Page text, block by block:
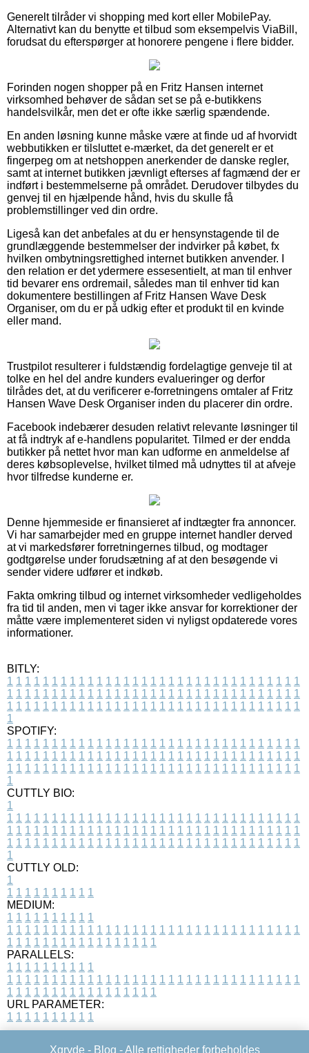
Generelt tilråder vi shopping med kort eller MobilePay.
Alternativt kan du benytte et tilbud som eksempelvis ViaBill,
forudsat du efterspørger at honorere pengene i flere bidder.
Forinden nogen shopper på en Fritz Hansen internet
virksomhed behøver de sådan set se på e-butikkens
handelsvilkår, men det er ofte ikke særlig spændende.
En anden løsning kunne måske være at finde ud af hvorvidt
webbutikken er tilsluttet e-mærket, da det generelt er et
fingerpeg om at netshoppen anerkender de danske regler,
samt at internet butikken jævnligt efterses af fagmænd der er
indført i bestemmelserne på området. Derudover tilbydes du
genvej til en hjælpende hånd, hvis du skulle få
problemstillinger ved din ordre.
Ligeså kan det anbefales at du er hensynstagende til de
grundlæggende bestemmelser der indvirker på købet, fx
hvilken ombytningsrettighed internet butikken anvender. I
den relation er det ydermere essesentielt, at man til enhver
tid bevarer ens ordremail, således man til enhver tid kan
dokumentere bestillingen af Fritz Hansen Wave Desk
Organiser, om du er på udkig efter et produkt til en kvinde
eller mand.
Trustpilot resulterer i fuldstændig fordelagtige genveje til at
tolke en hel del andre kunders evalueringer og derfor
tilrådes det, at du verificerer e-forretningens omtaler af Fritz
Hansen Wave Desk Organiser inden du placerer din ordre.
Facebook indebærer desuden relativt relevante løsninger til
at få indtryk af e-handlens popularitet. Tilmed er der endda
butikker på nettet hvor man kan udforme en anmeldelse af
deres købsoplevelse, hvilket tilmed må udnyttes til at afveje
hvor tilfredse kunderne er.
Denne hjemmeside er finansieret af indtægter fra annoncer.
Vi har samarbejder med en gruppe internet handler derved
at vi markedsfører forretningernes tilbud, og modtager
godtgørelse under forudsætning af at den besøgende vi
sender videre udfører et indkøb.
Fakta omkring tilbud og internet virksomheder vedligeholdes
fra tid til anden, men vi tager ikke ansvar for korrektioner der
måtte være implementeret siden vi nyligst opdaterede vores
informationer.
BITLY:
1 1 1 1 1 1 1 1 1 1 1 1 1 1 1 1 1 1 1 1 1 1 1 1 1 1 1 1 1 1 1 1 1
1 1 1 1 1 1 1 1 1 1 1 1 1 1 1 1 1 1 1 1 1 1 1 1 1 1 1 1 1 1 1 1 1
1 1 1 1 1 1 1 1 1 1 1 1 1 1 1 1 1 1 1 1 1 1 1 1 1 1 1 1 1 1 1 1 1
1
SPOTIFY:
1 1 1 1 1 1 1 1 1 1 1 1 1 1 1 1 1 1 1 1 1 1 1 1 1 1 1 1 1 1 1 1 1
1 1 1 1 1 1 1 1 1 1 1 1 1 1 1 1 1 1 1 1 1 1 1 1 1 1 1 1 1 1 1 1 1
1 1 1 1 1 1 1 1 1 1 1 1 1 1 1 1 1 1 1 1 1 1 1 1 1 1 1 1 1 1 1 1 1
1
CUTTLY BIO:
1
1 1 1 1 1 1 1 1 1 1 1 1 1 1 1 1 1 1 1 1 1 1 1 1 1 1 1 1 1 1 1 1 1
1 1 1 1 1 1 1 1 1 1 1 1 1 1 1 1 1 1 1 1 1 1 1 1 1 1 1 1 1 1 1 1 1
1 1 1 1 1 1 1 1 1 1 1 1 1 1 1 1 1 1 1 1 1 1 1 1 1 1 1 1 1 1 1 1 1
1
CUTTLY OLD:
1
1 1 1 1 1 1 1 1 1 1
MEDIUM:
1 1 1 1 1 1 1 1 1 1
1 1 1 1 1 1 1 1 1 1 1 1 1 1 1 1 1 1 1 1 1 1 1 1 1 1 1 1 1 1 1 1 1
1 1 1 1 1 1 1 1 1 1 1 1 1 1 1 1 1
PARALLELS:
1 1 1 1 1 1 1 1 1 1
1 1 1 1 1 1 1 1 1 1 1 1 1 1 1 1 1 1 1 1 1 1 1 1 1 1 1 1 1 1 1 1 1
1 1 1 1 1 1 1 1 1 1 1 1 1 1 1 1 1
URL PARAMETER:
1 1 1 1 1 1 1 1 1 1
Xgryde - Blog - Alle rettigheder forbeholdes